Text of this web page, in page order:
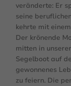
veränderte: Er
seine
kehrte mit
Der krönende
mitten in
Segelboot auf
gewonnenes
zu feiern. Die